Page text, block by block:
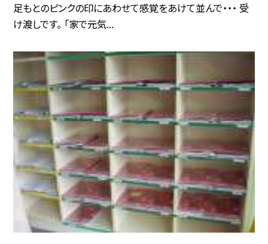
足もとのピンクの印にあわせて感覚をあけて並んで・・・ 受
け渡しです。 「家で元気...